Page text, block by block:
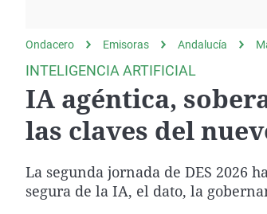
gato
Operación
Negra
Ondacero Emisoras Andalucía
INTELIGENCIA ARTIFICIAL
IA agéntica,
las claves del
La segunda jornada de DES 2026
segura de la IA, el dato, la